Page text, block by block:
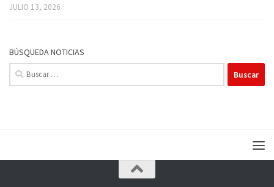
JULIO 13, 2026
BÚSQUEDA NOTICIAS
Buscar: